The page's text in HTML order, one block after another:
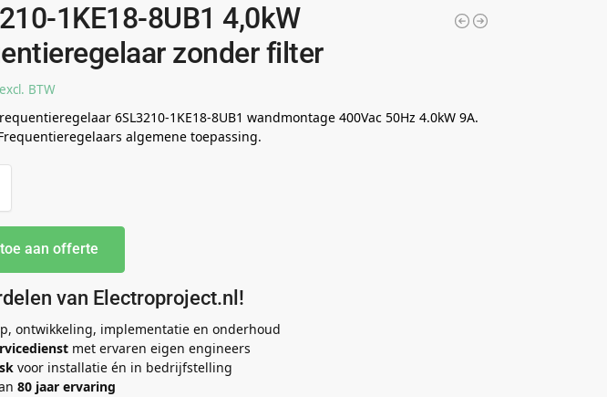
1KE18-8UB1 4,0kW
zonder filter
excl. BTW
6SL3210-1KE18-8UB1 wandmontage 400Vac 50Hz 4.0kW 9A.
algemene toepassing.
aan offerte
van Electroproject.nl!
ontwikkeling, implementatie en onderhoud
met ervaren eigen engineers
voor installatie én in bedrijfstelling
80 jaar ervaring